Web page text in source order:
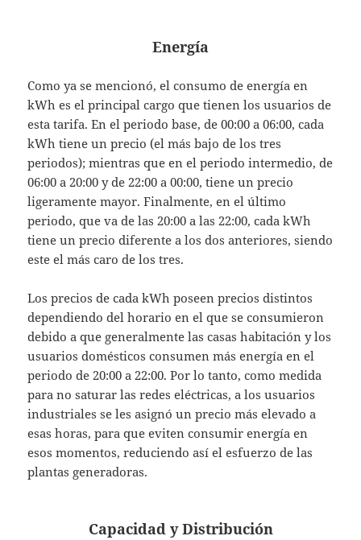
Energía
Como ya se mencionó, el consumo de energía en
kWh es el principal cargo que tienen los usuarios de
esta tarifa. En el periodo base, de 00:00 a 06:00, cada
kWh tiene un precio (el más bajo de los tres
periodos); mientras que en el periodo intermedio, de
06:00 a 20:00 y de 22:00 a 00:00, tiene un precio
ligeramente mayor. Finalmente, en el último
periodo, que va de las 20:00 a las 22:00, cada kWh
tiene un precio diferente a los dos anteriores, siendo
este el más caro de los tres.
Los precios de cada kWh poseen precios distintos
dependiendo del horario en el que se consumieron
debido a que generalmente las casas habitación y los
usuarios domésticos consumen más energía en el
periodo de 20:00 a 22:00. Por lo tanto, como medida
para no saturar las redes eléctricas, a los usuarios
industriales se les asignó un precio más elevado a
esas horas, para que eviten consumir energía en
esos momentos, reduciendo así el esfuerzo de las
plantas generadoras.
Capacidad y Distribución